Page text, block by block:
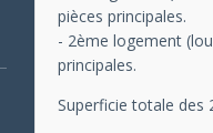
pièces principales.
- 2ème logement
principales.
Superficie totale des